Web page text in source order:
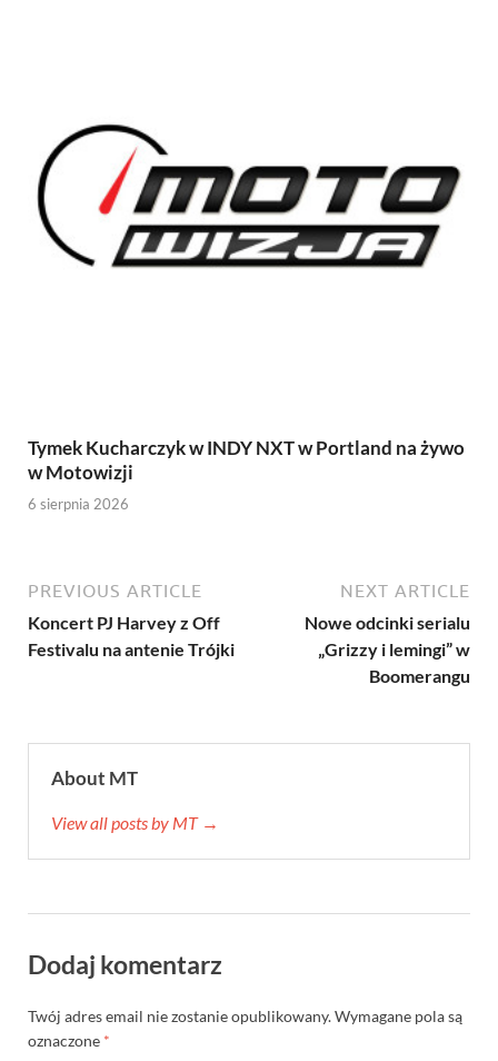
Tymek Kucharczyk w INDY NXT w Portland na żywo
w Motowizji
6 sierpnia 2026
PREVIOUS ARTICLE
Koncert PJ Harvey z Off
Festivalu na antenie Trójki
NEXT ARTICLE
Nowe odcinki serialu
„Grizzy i lemingi” w
Boomerangu
About MT
View all posts by MT →
Dodaj komentarz
Twój adres email nie zostanie opublikowany.Wymagane pola są
oznaczone *